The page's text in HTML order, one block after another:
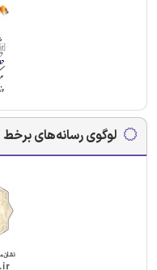
لوگوی رسانه‌های برخط